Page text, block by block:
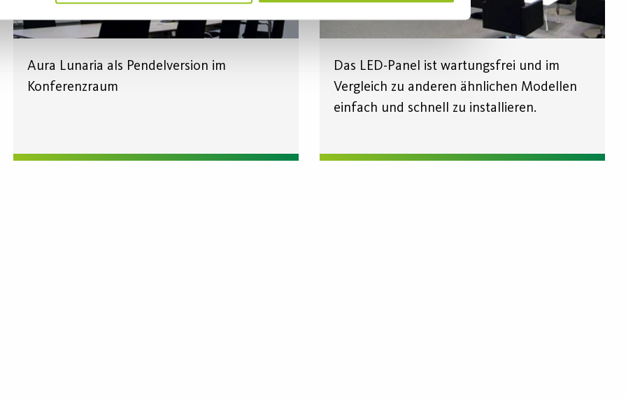
Aura Lunaria als Pendelversion im
Konferenzraum
Das LED-Panel ist wartungsfrei und im
Vergleich zu anderen ähnlichen Modellen
einfach und schnell zu installieren.